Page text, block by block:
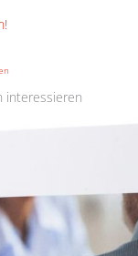
interessieren